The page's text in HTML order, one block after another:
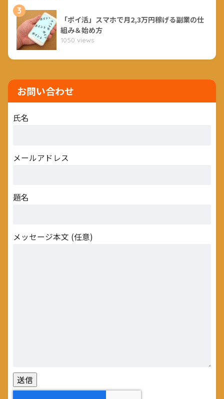
3
「ポイ活」スマホで月2,3万円稼げる副業の仕
組み＆始め方
1050 views
お問い合わせ
氏名
メールアドレス
題名
メッセージ本文 (任意)